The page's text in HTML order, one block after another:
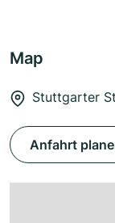
Map
Stuttgarter
Anfahrt